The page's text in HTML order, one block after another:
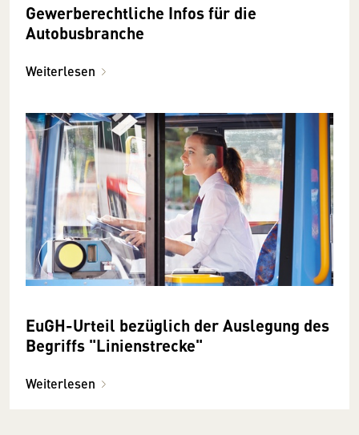
Gewerberechtliche Infos für die
Autobusbranche
Weiterlesen
EuGH-Urteil bezüglich der Auslegung des
Begriffs "Linienstrecke"
Weiterlesen